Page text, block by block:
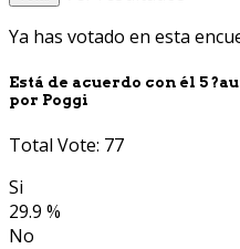
Ya has votado en esta
Está de acuerdo con él 5
por Poggi
Total Vote: 77
Si
29.9 %
No